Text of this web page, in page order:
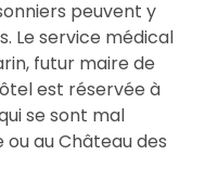
peuvent y
Le service médical
futur maire de
est réservée à
se sont mal
au Château des